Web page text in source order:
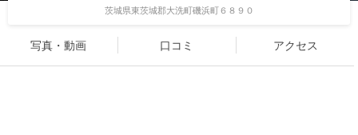
茨城県東茨城郡大洗町磯浜町６８９０
写真・動画 口コミ アクセス